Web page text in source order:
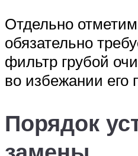
Отдельно
обязательно
фильтр грубой
во избежании его
Порядок